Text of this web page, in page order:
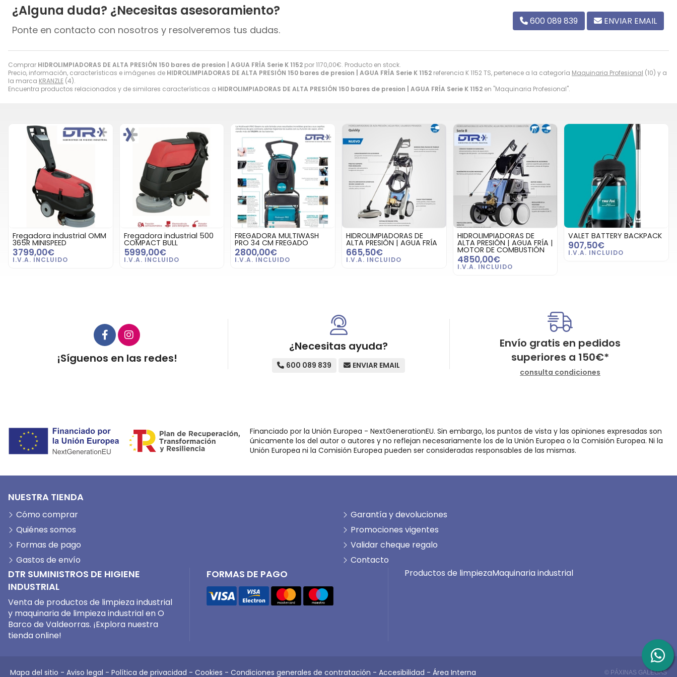
Comprar HIDROLIMPIADORAS DE ALTA PRESIÓN 150 bares de presion | AGUA FRÍA Serie K 1152 por1170,00€. Producto en stock.
Precio, información, características e imágenes de HIDROLIMPIADORAS DE ALTA PRESIÓN 150 bares de presion | AGUA FRÍA Serie K 1152 referencia K 1152 TS, pertenece a la categoría Maquinaria Profesional (10) y a
la marca KRANZLE (4).
Encuentra productos relacionados y de similares características a HIDROLIMPIADORAS DE ALTA PRESIÓN 150 bares de presion | AGUA FRÍA Serie K 1152 en "Maquinaria Profesional".
¿Alguna duda? ¿Necesitas asesoramiento?
Ponte en contacto con nosotros y resolveremos tus dudas.
600 089 839 ENVIAR EMAIL
Fregadora industrial OMM
365R MINISPEED
3799,00€
Fregadora industrial 500
COMPACT BULL
5999,00€
FREGADORA MULTIWASH
PRO 34 CM FREGADO
2800,00€
HIDROLIMPIADORAS DE
ALTA PRESIÓN | AGUA FRÍA
665,50€
HIDROLIMPIADORAS DE
ALTA PRESIÓN | AGUA FRÍA |
MOTOR DE COMBUSTIÓN
4850,00€
VALET BATTERY BACKPACK
907,50€
¡Síguenos en las redes!
¿Necesitas ayuda?
600 089 839 ENVIAR EMAIL
Envío gratis en pedidos
superiores a 150€*
consulta condiciones
Financiado por la Unión Europea - NextGenerationEU. Sin embargo, los puntos de vista y las opiniones expresadas son
únicamente los del autor o autores y no reflejan necesariamente los de la Unión Europea o la Comisión Europea. Ni la
Unión Europea ni la Comisión Europea pueden ser consideradas responsables de las mismas.
DTR SUMINISTROS DE HIGIENE
INDUSTRIAL
Venta de productos de limpieza industrial
y maquinaria de limpieza industrial en O
Barco de Valdeorras. ¡Explora nuestra
tienda online!
FORMAS DE PAGO
NUESTRA TIENDA
Cómo comprar
Quiénes somos
Formas de pago
Gastos de envío
Garantía y devoluciones
Promociones vigentes
Validar cheque regalo
Contacto
Productos de limpiezaMaquinaria industrial
Mapa del sitio - Aviso legal - Política de privacidad - Cookies - Condiciones generales de contratación - Accesibilidad - Área Interna © PÁXINAS GALEGAS